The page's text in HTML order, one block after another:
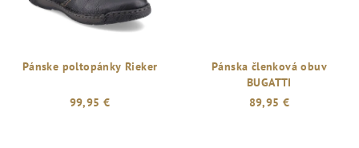
Pánske poltopánky Rieker
99,95 €
Pánska členková obuv
BUGATTI
89,95 €